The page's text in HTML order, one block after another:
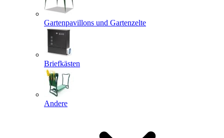
Gartenpavillons und Gartenzelte
Briefkästen
Andere